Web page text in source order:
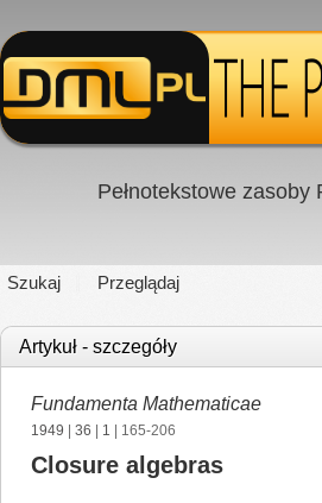
Pełnotekstowe
Szukaj Przeglądaj
Artykuł - szczegóły
Fundamenta Mathematicae
1949 36 1 | 165-206
Closure algebras